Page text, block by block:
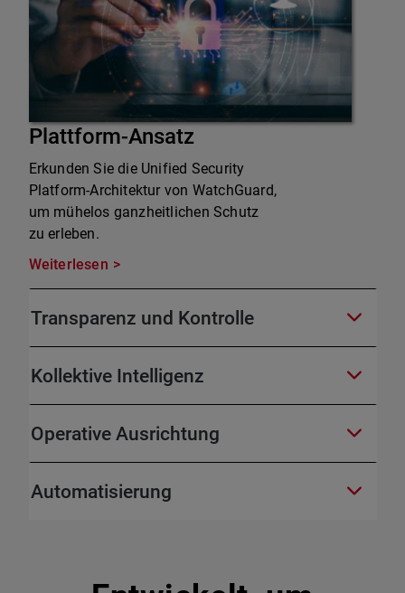
Plattform-Ansatz
Erkunden Sie die Unified Security
Platform-Architektur von WatchGuard,
um mühelos ganzheitlichen Schutz
zu erleben.
Weiterlesen
Transparenz und Kontrolle
Kollektive Intelligenz
Operative Ausrichtung
Automatisierung